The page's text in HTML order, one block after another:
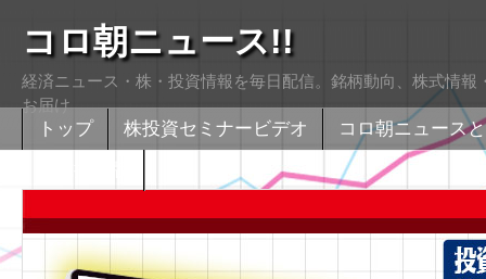
コロ朝ニュース!!
経済ニュース・株・投資情報を毎日配信。銘柄動向、株式情
お届け
トップ 株投資セミナービデオ
コロ朝ニュース